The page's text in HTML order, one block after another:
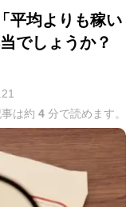
平均よりも稼い
でしょうか？
事は約 4 分で読めます。